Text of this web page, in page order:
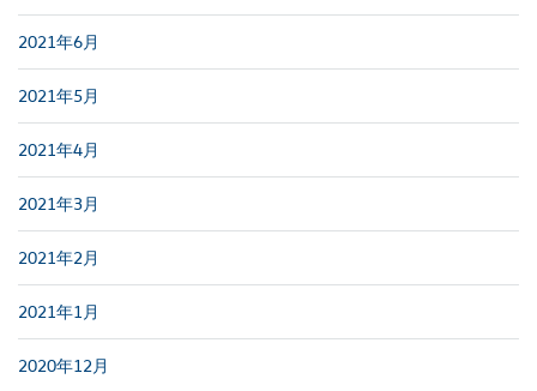
2021年6月
2021年5月
2021年4月
2021年3月
2021年2月
2021年1月
2020年12月